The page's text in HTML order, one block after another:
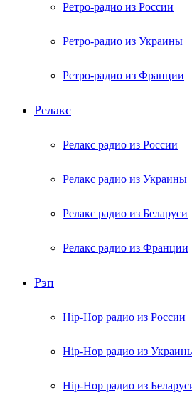
Ретро-радио из России
Ретро-радио из Украины
Ретро-радио из Франции
Релакс
Релакс радио из России
Релакс радио из Украины
Релакс радио из Беларуси
Релакс радио из Франции
Рэп
Hip-Hop радио из России
Hip-Hop радио из
Hip-Hop радио из